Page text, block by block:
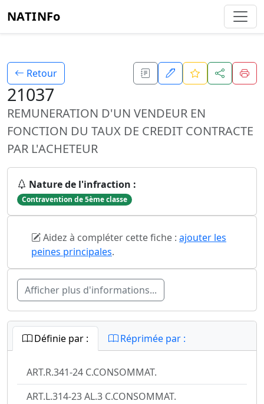
NATINFo
Retour
21037
REMUNERATION D'UN VENDEUR EN
FONCTION DU TAUX DE CREDIT CONTRACTE
PAR L'ACHETEUR
Nature de l'infraction :
Contravention de 5ème classe
Aidez à compléter cette fiche : ajouter les
peines principales.
Afficher plus d'informations...
Définie par : Réprimée par :
ART.R.341-24 C.CONSOMMAT.
ART.L.314-23 AL.3 C.CONSOMMAT.